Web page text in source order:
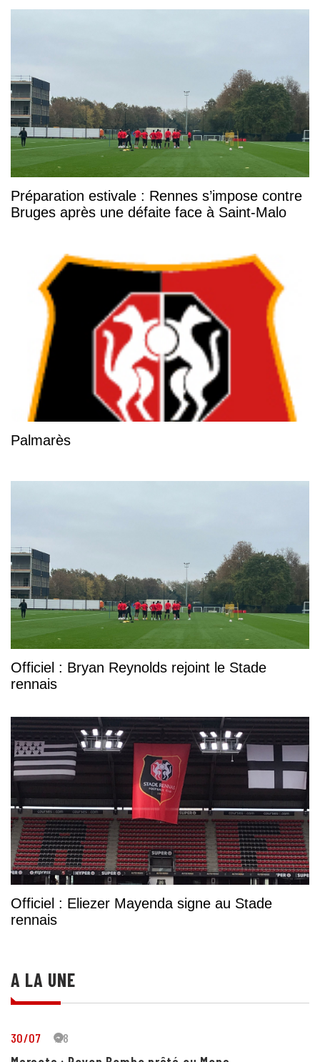
Préparation estivale : Rennes s’impose contre
Bruges après une défaite face à Saint-Malo
Palmarès
Officiel : Bryan Reynolds rejoint le Stade
rennais
Officiel : Eliezer Mayenda signe au Stade
rennais
A LA UNE
30/07 28